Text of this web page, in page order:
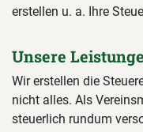
erstellen u. a. Ihre
Unsere
Wir erstellen die
nicht alles. Als
steuerlich rundum